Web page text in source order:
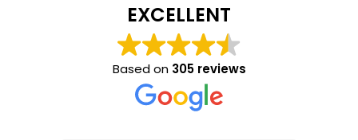
EXCELLENT
Based on 305 reviews